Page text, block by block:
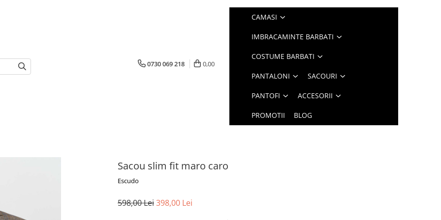
0730 069 218 0,00
CAMASI
IMBRACAMINTE BARBATI
COSTUME BARBATI
PANTALONI SACOURI
PANTOFI ACCESORII
PROMOTII BLOG
Sacou slim fit maro caro
Escudo
598,00 Lei398,00 Lei